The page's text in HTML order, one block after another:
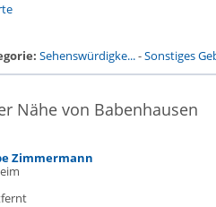
Sehenswürdigke...-Sonstiges
Nähe von Babenhausen
Zimmermann